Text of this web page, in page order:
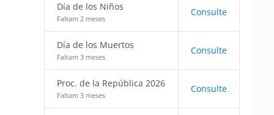
Día de los Niños
Faltam 2 meses
Consulte
Día de los Muertos
Faltam 3 meses
Consulte
Proc. de la República 2026
Faltam 3 meses
Consulte